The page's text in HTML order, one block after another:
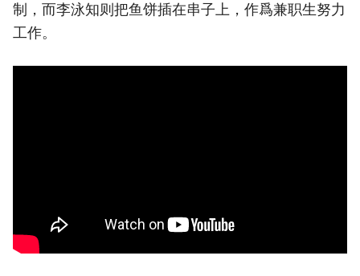
制，而李泳知则把鱼饼插在串子上，作爲兼职生努力
工作。